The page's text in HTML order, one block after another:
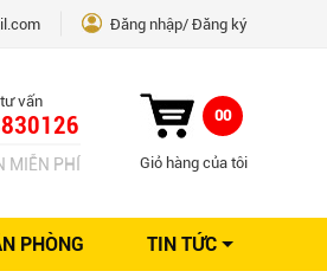
Đăng nhập Đăng ký
vấn
MIỄN PHÍ
00
Giỏ hàng của tôi
PHÒNG TIN TỨC